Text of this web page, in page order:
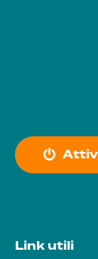
Attiv
Link utili